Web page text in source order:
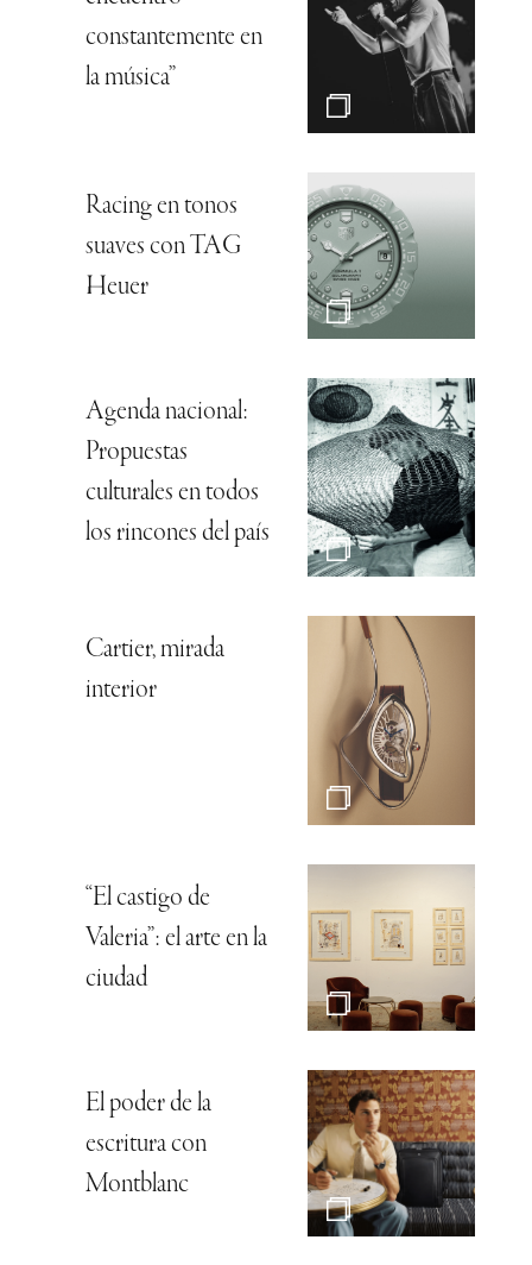
constantemente en
la música”
Racing en tonos
suaves con TAG
Heuer
Agenda nacional:
Propuestas
culturales en todos
los rincones del país
Cartier, mirada
interior
“El castigo de
Valeria”: el arte en la
ciudad
El poder de la
escritura con
Montblanc